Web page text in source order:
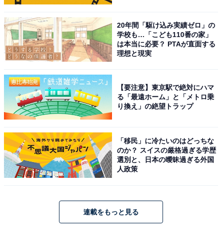
＞Amazonのページで見る
（3）ディアウォールS 2×6
20年間「駆け込み実績ゼロ」の
学校も…「こども110番の家」
は本当に必要？ PTAが直面する
理想と現実
【要注意】東京駅で絶対にハマ
る「最遠ホーム」と「メトロ乗
り換え」の絶望トラップ
「移民」に冷たいのはどっちな
のか？ スイスの厳格過ぎる学歴
選別と、日本の曖昧過ぎる外国
人政策
連載をもっと見る